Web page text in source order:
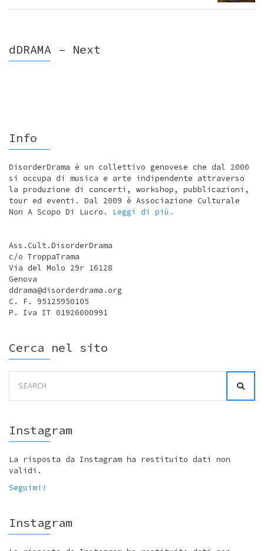
dDRAMA – Next
Info
DisorderDrama è un collettivo genovese che dal 2000
si occupa di musica e arte indipendente attraverso
la produzione di concerti, workshop, pubblicazioni,
tour ed eventi. Dal 2009 è Associazione Culturale
Non A Scopo Di Lucro. Leggi di più.
Ass.Cult.DisorderDrama
c/o TroppaTrama
Via del Molo 29r 16128
Genova
ddrama@disorderdrama.org
C. F. 95125950105
P. Iva IT 01926000991
Cerca nel sito
for:
Instagram
La risposta da Instagram ha restituito dati non
validi.
Seguimi!
Instagram